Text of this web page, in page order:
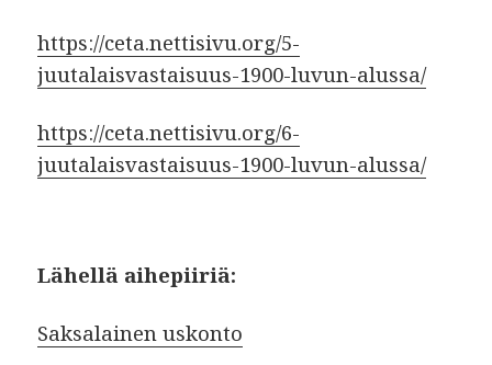
https://ceta.nettisivu.org/5-
juutalaisvastaisuus-1900-luvun-alussa/
https://ceta.nettisivu.org/6-
juutalaisvastaisuus-1900-luvun-alussa/
Lähellä aihepiiriä:
Saksalainen uskonto